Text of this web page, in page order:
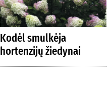
Kodėl smulkėja
hortenzijų žiedynai